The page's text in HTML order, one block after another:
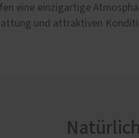
eine einzigartige
und attraktiven